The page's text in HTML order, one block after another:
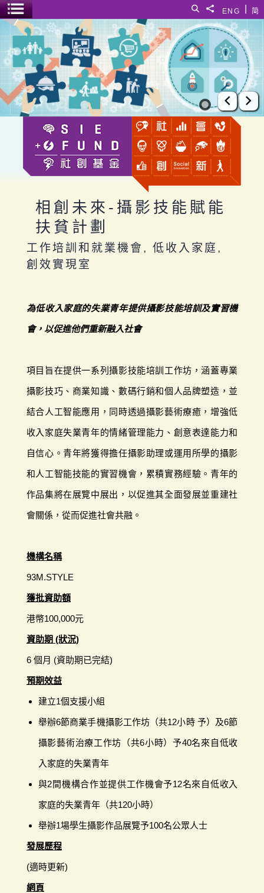
简
ENG
分享給
搜尋
選單開關
相創未來-攝影技能賦能扶貧計劃
上一張
下
相創未來-攝影技能賦能
扶貧計劃
工作培訓和就業機會, 低收入家庭,
創效實現室
為低收入家庭的失業青年提供攝影技能培訓及實習機
會，以促進他們重新融入社會
項目旨在提供一系列攝影技能培訓工作坊，涵蓋專業
攝影技巧、商業知識、數碼行銷和個人品牌塑造，並
結合人工智能應用，同時透過攝影藝術療癒，增強低
收入家庭失業青年的情緒管理能力、創意表達能力和
自信心。青年將獲得擔任攝影助理或運用所學的攝影
和人工智能技能的實習機會，累積實務經驗。青年的
作品集將在展覽中展出，以促進其全面發展並重建社
會關係，從而促進社會共融。
機構名稱
93M.STYLE
獲批資助額
港幣100,000元
資助期 (狀況)
6 個月 (資助期已完結)
預期效益
建立1個支援小組
舉辦6節商業手機攝影工作坊（共12小時 予）及6節
攝影藝術治療工作坊（共6小時）予40名來自低收
入家庭的失業青年
與2間機構合作並提供工作機會予12名來自低收入
家庭的失業青年（共120小時）
舉辦1場學生攝影作品展覽予100名公眾人士
發展歷程
(適時更新)
網頁